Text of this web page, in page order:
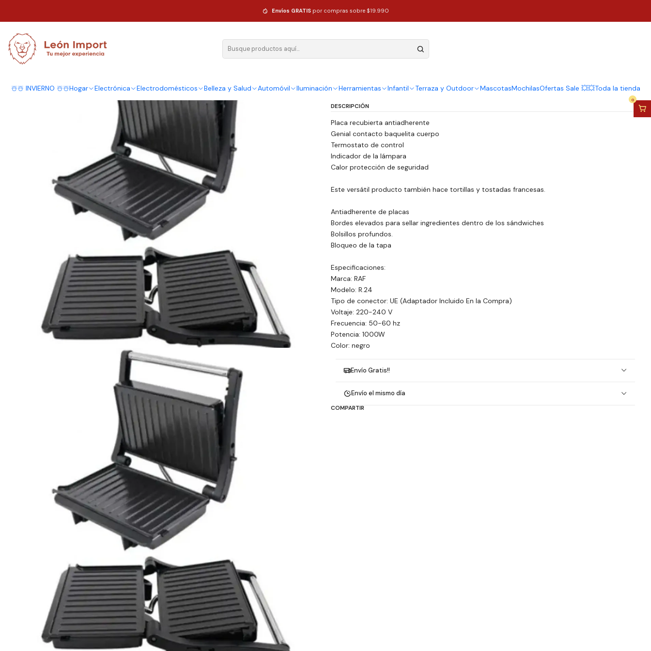
☃️☃️ INVIERNO ☃️☃️Hogar Electrónica Electrodomésticos Belleza y Salud Automóvil Iluminación Herramientas Infantil Terraza y Outdoor MascotasMochilasOfertas Sale 💥💥Toda la tienda
0
Envíos GRATIS por compras sobre $19.990
Grill De Carnes Vegetales Eléctrico Tostador Pan Y Sándwich
| Grill De Carnes Vegetales Eléctrico
Tostador Pan Y Sándwich
Cantidad
Agregar al Carro Comprar ahora
DESCRIPCIÓN
Placa recubierta antiadherente
Genial contacto baquelita cuerpo
Termostato de control
Indicador de la lámpara
Calor protección de seguridad
Este versátil producto también hace tortillas y tostadas francesas.
Antiadherente de placas
Bordes elevados para sellar ingredientes dentro de los sándwiches
Bolsillos profundos.
Bloqueo de la tapa
Especificaciones:
Marca: RAF
Modelo: R.24
Tipo de conector: UE (Adaptador Incluido En la Compra)
Voltaje: 220-240 V
Frecuencia: 50-60 hz
Potencia: 1000W
Color: negro
Envío Gratis!!
Envío el mismo día
COMPARTIR